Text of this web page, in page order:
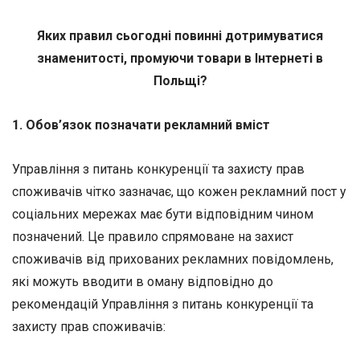
Яких правил сьогодні повинні дотримуватися
знаменитості, промуючи товари в Інтернеті в
Польщі?
1. Обов’язок позначати рекламний вміст
Управління з питань конкуренції та захисту прав
споживачів чітко зазначає, що кожен рекламний пост у
соціальних мережах має бути відповідним чином
позначений. Це правило спрямоване на захист
споживачів від прихованих рекламних повідомлень,
які можуть вводити в оману відповідно до
рекомендацій Управління з питань конкуренції та
захисту прав споживачів: